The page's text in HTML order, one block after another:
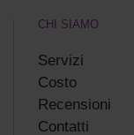
CHI SIAMO
Servizi
Costo
Recensioni
Сontatti